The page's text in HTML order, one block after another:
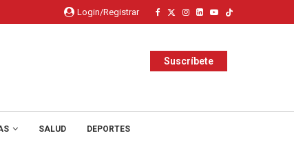
Login/Registrar
Suscríbete
SALUD DEPORTES